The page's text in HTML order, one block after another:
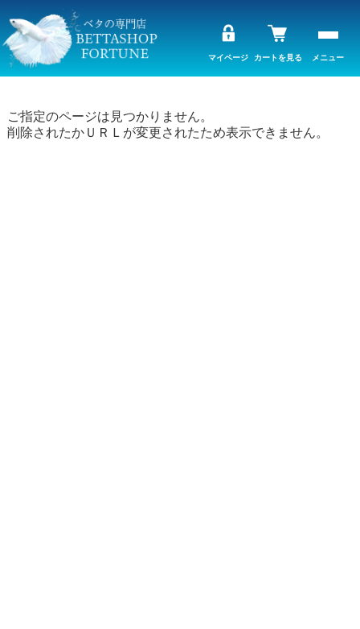
メニュー
カートを見る
マイページ
ご指定のページは見つかりません。
削除されたかＵＲＬが変更されたため表示できません。